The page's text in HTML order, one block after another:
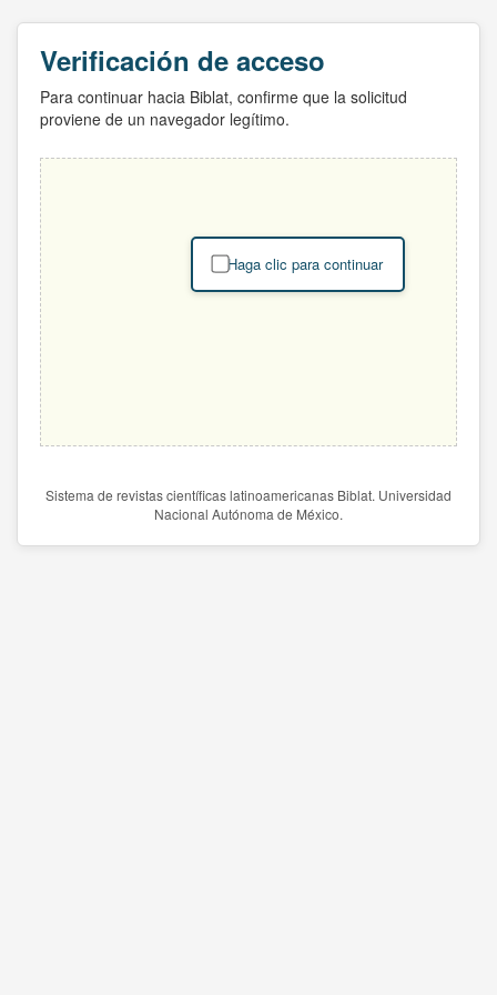
Verificación de acceso
Para continuar hacia Biblat, confirme que la solicitud
proviene de un navegador legítimo.
Haga clic para continuar
Sistema de revistas científicas latinoamericanas Biblat. Universidad
Nacional Autónoma de México.